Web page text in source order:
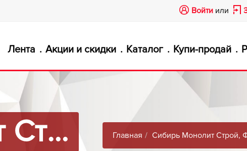
Войти или
Лента Акции и скидки Каталог Купи-продай
Сибирь Монолит Строй, ​Фасадные работы Главная Сибирь Монолит Строй,